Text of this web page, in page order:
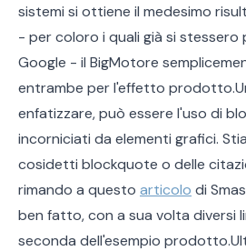
sistemi si ottiene il medesimo
- per coloro i quali già si
Google - il BigMotore
entrambe per l'effetto
enfatizzare, può essere l'uso di
incorniciati da elementi grafici.
cosidetti blockquote o delle
rimando a questo articolo di
ben fatto, con a sua volta diversi
seconda dell'esempio